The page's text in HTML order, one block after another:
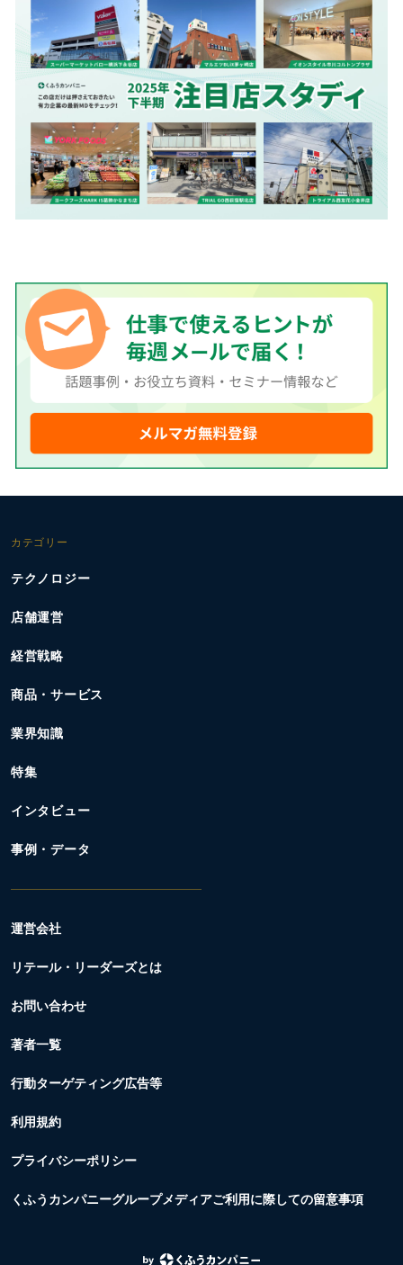
カテゴリー
テクノロジー
店舗運営
経営戦略
商品・サービス
業界知識
特集
インタビュー
事例・データ
運営会社
リテール・リーダーズとは
お問い合わせ
著者一覧
行動ターゲティング広告等
利用規約
プライバシーポリシー
くふうカンパニーグループメディアご利用に際しての留意事項